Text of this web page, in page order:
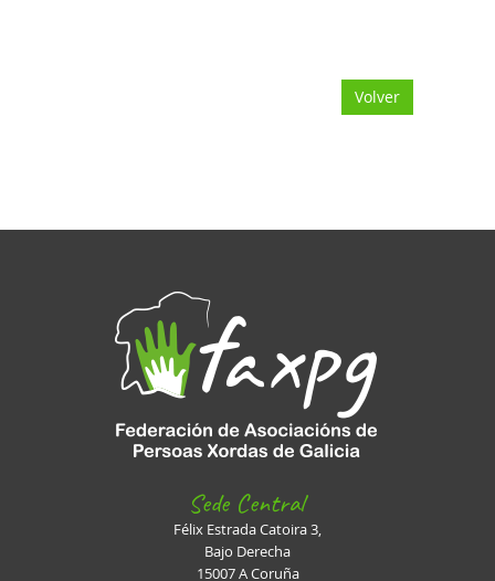
Volver
Sede Central
Félix Estrada Catoira 3,
Bajo Derecha
15007 A Coruña